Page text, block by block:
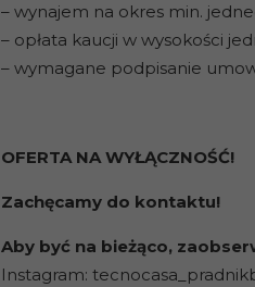
– wynajem na okres min.
– opłata kaucji w wysokości
– wymagane podpisanie
OFERTA NA WYŁĄCZNOŚĆ!
Zachęcamy do kontaktu!
Aby być na bieżąco,
Instagram: